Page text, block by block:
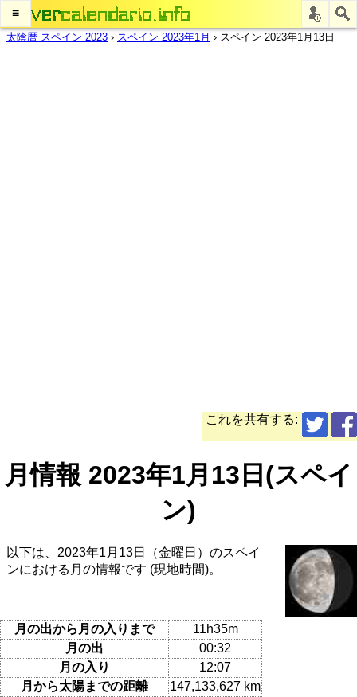
≡
太陰暦 スペイン 2023 › スペイン 2023年1月 › スペイン 2023年1月13日
これを共有する:
月情報 2023年1月13日(スペイ
ン)
以下は、2023年1月13日（金曜日）のスペイ
ンにおける月の情報です (現地時間)。
月の出から月の入りまで
11h35m
月の出
00:32
月の入り
12:07
月から太陽までの距離
147,133,627 km